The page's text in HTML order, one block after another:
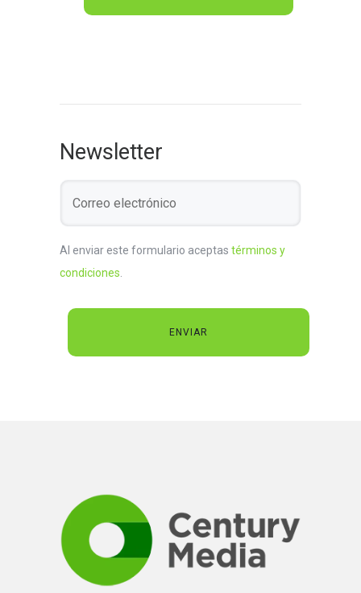
Newsletter
Al enviar este formulario aceptas términos y
condiciones